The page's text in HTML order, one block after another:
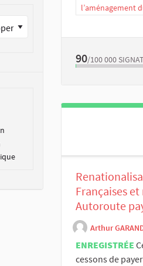
l’aménagement
90/100 000
Françaises
Autoroute
Arthur
ENREGISTRÉE
cessons de